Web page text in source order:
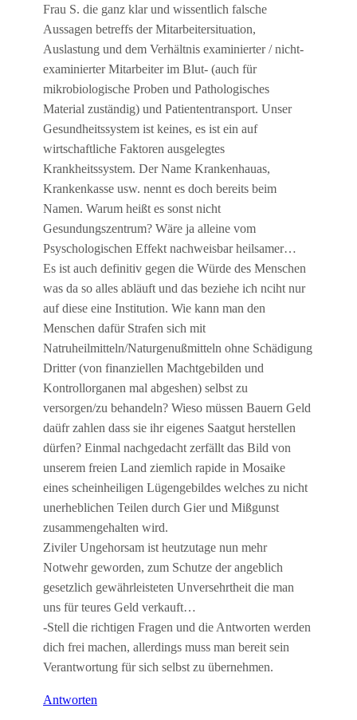
Frau S. die ganz klar und wissentlich falsche
Aussagen betreffs der Mitarbeitersituation,
Auslastung und dem Verhältnis examinierter / nicht-
examinierter Mitarbeiter im Blut- (auch für
mikrobiologische Proben und Pathologisches
Material zuständig) und Patiententransport. Unser
Gesundheitssystem ist keines, es ist ein auf
wirtschaftliche Faktoren ausgelegtes
Krankheitssystem. Der Name Krankenhauas,
Krankenkasse usw. nennt es doch bereits beim
Namen. Warum heißt es sonst nicht
Gesundungszentrum? Wäre ja alleine vom
Psyschologischen Effekt nachweisbar heilsamer…
Es ist auch definitiv gegen die Würde des Menschen
was da so alles abläuft und das beziehe ich nciht nur
auf diese eine Institution. Wie kann man den
Menschen dafür Strafen sich mit
Natruheilmitteln/Naturgenußmitteln ohne Schädigung
Dritter (von finanziellen Machtgebilden und
Kontrollorganen mal abgeshen) selbst zu
versorgen/zu behandeln? Wieso müssen Bauern Geld
daüfr zahlen dass sie ihr eigenes Saatgut herstellen
dürfen? Einmal nachgedacht zerfällt das Bild von
unserem freien Land ziemlich rapide in Mosaike
eines scheinheiligen Lügengebildes welches zu nicht
unerheblichen Teilen durch Gier und Mißgunst
zusammengehalten wird.
Ziviler Ungehorsam ist heutzutage nun mehr
Notwehr geworden, zum Schutze der angeblich
gesetzlich gewährleisteten Unversehrtheit die man
uns für teures Geld verkauft…
-Stell die richtigen Fragen und die Antworten werden
dich frei machen, allerdings muss man bereit sein
Verantwortung für sich selbst zu übernehmen.
Antworten